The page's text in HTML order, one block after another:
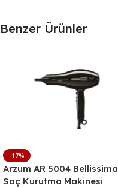
Benzer Ürünler
-17%
Arzum AR 5004 Bellissima
Saç Kurutma Makinesi